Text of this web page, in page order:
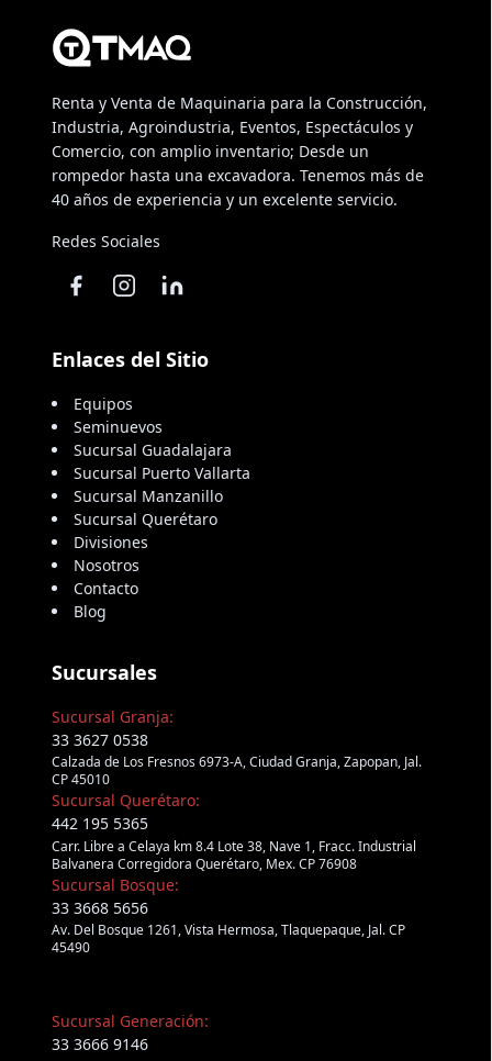
Renta y Venta de Maquinaria para la Construcción,
Industria, Agroindustria, Eventos, Espectáculos y
Comercio, con amplio inventario; Desde un
rompedor hasta una excavadora. Tenemos más de
40 años de experiencia y un excelente servicio.
Redes Sociales
Enlaces del Sitio
Equipos
Seminuevos
Sucursal Guadalajara
Sucursal Puerto Vallarta
Sucursal Manzanillo
Sucursal Querétaro
Divisiones
Nosotros
Contacto
Blog
Sucursales
Sucursal Granja:
33 3627 0538
Calzada de Los Fresnos 6973-A, Ciudad Granja, Zapopan, Jal.
CP 45010
Sucursal Querétaro:
442 195 5365
Carr. Libre a Celaya km 8.4 Lote 38, Nave 1, Fracc. Industrial
Balvanera Corregidora Querétaro, Mex. CP 76908
Sucursal Bosque:
33 3668 5656
Av. Del Bosque 1261, Vista Hermosa, Tlaquepaque, Jal. CP
45490
Sucursal Generación:
33 3666 9146